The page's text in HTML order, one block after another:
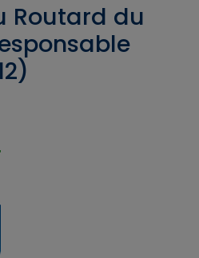
Routard du